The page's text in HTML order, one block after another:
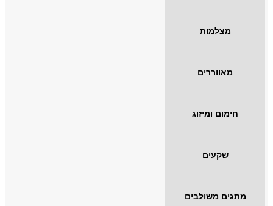
מצלמות
מאווררים
חימום ומיזוג
שקעים
מתגים משולבים